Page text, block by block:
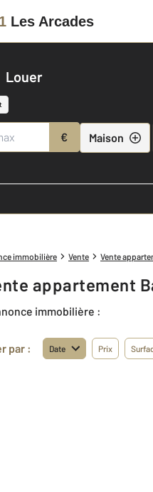
Les Arcades
Louer
€ Maison
immobilière Vente Vente
appartement
immobilière :
par : Date Prix